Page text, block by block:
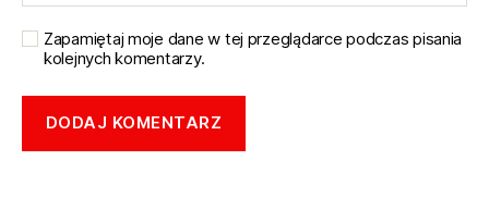
Zapamiętaj moje dane w tej przeglądarce podczas pisania
kolejnych komentarzy.